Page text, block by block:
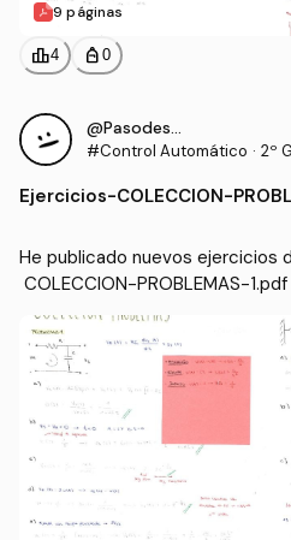
9 páginas
leaderboard4 personal_bag 0
@Pasodestudiar
#Control Automático · 2º
Ejercicios-COLECCION-
He publicado nuevos ejercicios
COLECCION-PROBLEMAS-1.pdf